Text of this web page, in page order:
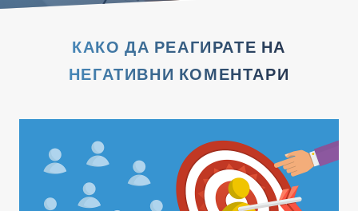
КАКО ДА РЕАГИРАТЕ НА
НЕГАТИВНИ КОМЕНТАРИ